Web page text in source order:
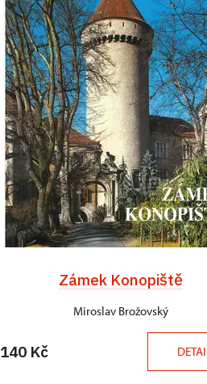
Zámek Konopiště
Miroslav Brožovský
140 Kč